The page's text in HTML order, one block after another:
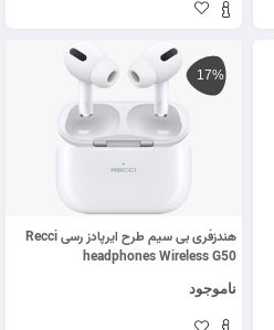
17%
هندزفری بی سیم طرح ایرپادز رسی Recci
headphones Wireless G50
ناموجود